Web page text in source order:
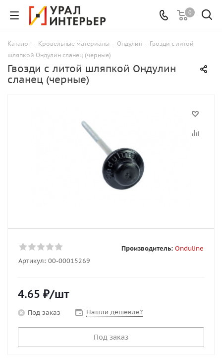
0
Каталог - Кровельные материалы - Ондулин - Гвозди с литой
шляпкой Ондулин сланец (черные)
Гвозди с литой шляпкой Ондулин
сланец (черные)
Артикул: 00-00015269
Производитель: Onduline
4.65 ₽/шт
Под заказ Нашли дешевле?
Под заказ